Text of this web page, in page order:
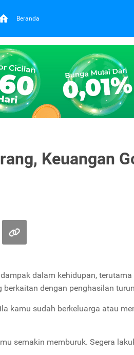
Beranda
Keuangan
dalam kehidupan,
dengan penghasilan
kamu sudah berkeluarga atau
semakin memburuk. Segera